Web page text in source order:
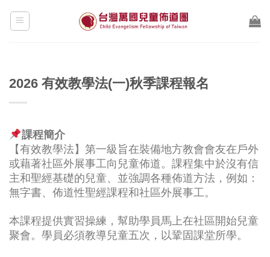
2026 有效教學法(一)秋季課程報名
課程簡介
【有效教學法】第一級旨在裝備地方教會會友在戶外
或藉著社區外展事工向兒童佈道。課程集中於沒有信
主和聖經基礎的兒童、並強調各種佈道方法，例如：
無字書、佈道性聖經課程和社區外展事工。
本課程提供實習操練，幫助學員馬上在社區開始兒童
聚會。學員必須教導兒童五次，以鞏固課堂所學。